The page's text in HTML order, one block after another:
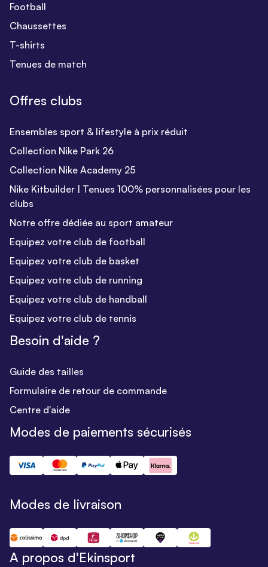
Football
Chaussettes
T-shirts
Tenues de match
Offres clubs
Ensembles sport & lifestyle à prix réduit
Collection Nike Park 26
Collection Nike Academy 25
Nike Kitbuilder | Tenues 100% personnalisées pour les
clubs
Notre offre dédiée au sport amateur
Equipez votre club de football
Equipez votre club de basket
Equipez votre club de running
Equipez votre club de handball
Equipez votre club de tennis
Besoin d'aide ?
Guide des tailles
Formulaire de retour de commande
Centre d'aide
Modes de paiements sécurisés
Modes de livraison
A propos d'Ekinsport